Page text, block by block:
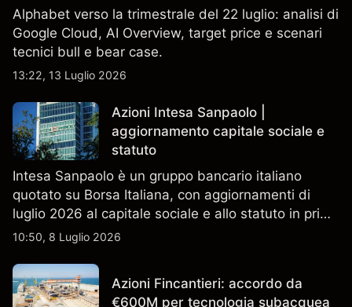
Alphabet verso la trimestrale del 22 luglio: analisi di
Google Cloud, AI Overview, target price e scenari
tecnici bull e bear case.
13:22, 13 Luglio 2026
Azioni Intesa Sanpaolo |
aggiornamento capitale sociale e
statuto
Intesa Sanpaolo è un gruppo bancario italiano
quotato su Borsa Italiana, con aggiornamenti di
luglio 2026 al capitale sociale e allo statuto in primo
piano. Esplora i target price ISP di terze parti e
un indicatore affidabile dei risultati futuri.
10:50, 8 Luglio 2026
Azioni Fincantieri: accordo da
€600M per tecnologia subacquea